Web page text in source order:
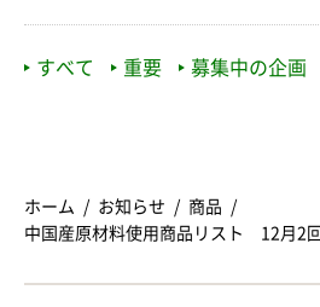
すべて 重要 募集中の企画
ホーム お知らせ
商品
中国産原材料使用商品リスト 12月2回